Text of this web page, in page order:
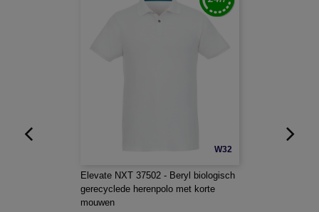
W32
Elevate NXT 37502 - Beryl biologisch
gerecyclede herenpolo met korte
mouwen